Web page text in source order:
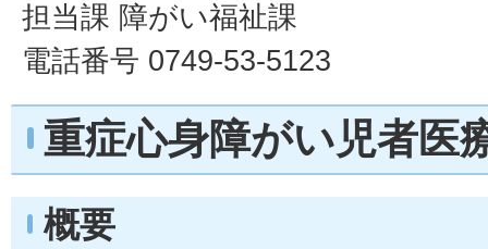
担当課 障がい福祉課
電話番号 0749-53-5123
重症心身障がい児者医
概要